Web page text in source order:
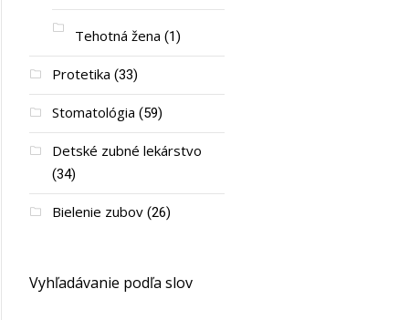
Tehotná žena (1)
Protetika (33)
Stomatológia (59)
Detské zubné lekárstvo
(34)
Bielenie zubov(26)
Vyhľadávanie podľa slov